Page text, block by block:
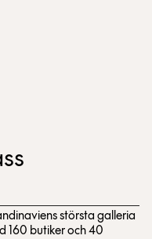
största galleria
160 butiker och 40